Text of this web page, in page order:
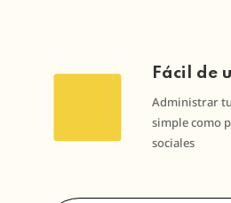
Fácil de
Administrar
simple como
sociales